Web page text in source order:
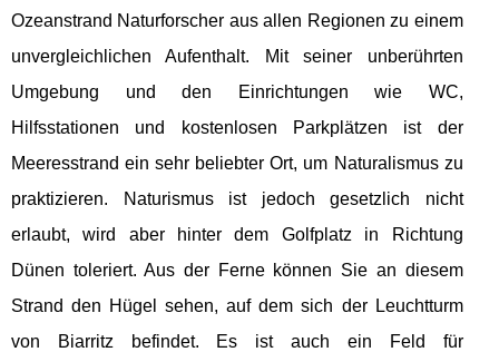
Ozeanstrand Naturforscher aus allen Regionen zu einem
unvergleichlichen Aufenthalt. Mit seiner unberührten
Umgebung und den Einrichtungen wie WC,
Hilfsstationen und kostenlosen Parkplätzen ist der
Meeresstrand ein sehr beliebter Ort, um Naturalismus zu
praktizieren. Naturismus ist jedoch gesetzlich nicht
erlaubt, wird aber hinter dem Golfplatz in Richtung
Dünen toleriert. Aus der Ferne können Sie an diesem
Strand den Hügel sehen, auf dem sich der Leuchtturm
von Biarritz befindet. Es ist auch ein Feld für